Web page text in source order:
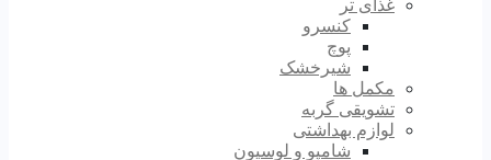
غذای تر
کنسرو
پوچ
شیرخشک
مکمل ها
تشویقی گربه
لوازم بهداشتی
شامپو و لوسیون